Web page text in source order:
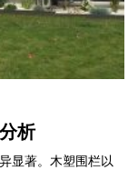
析
显著。木塑围栏以